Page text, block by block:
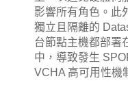
影響所有角色。此
獨立且隔離的
台節點主機都部署
中，導致發生
VCHA 高可用性機